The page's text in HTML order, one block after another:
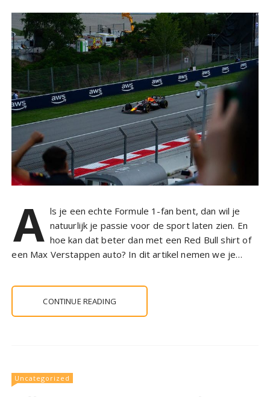
A ls je een echte Formule 1-fan bent, dan wil je
natuurlijk je passie voor de sport laten zien. En
hoe kan dat beter dan met een Red Bull shirt of
een Max Verstappen auto? In dit artikel nemen we je…
CONTINUE READING
Uncategorized